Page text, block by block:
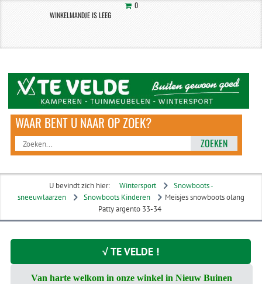
0
WINKELMANDJE IS LEEG
ZOEKEN
U bevindt zich hier: Wintersport
Snowboots -
sneeuwlaarzen
Snowboots Kinderen
Meisjes snowboots olang
Patty argento 33-34
√ TE VELDE !
Van harte welkom in onze winkel in Nieuw Buinen